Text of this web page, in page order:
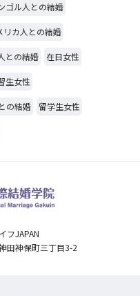
ゴル人との結婚
リカ人との結婚
との結婚 在日女性
生女性
の結婚 留学生女性
フJAPAN
田神保町三丁目3-2